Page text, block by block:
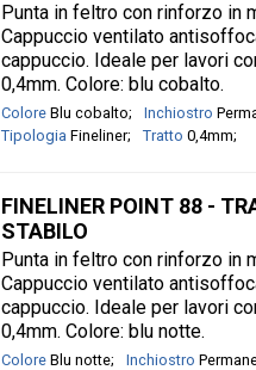
Punta in feltro con rinforzo in
Cappuccio ventilato
cappuccio. Ideale per lavori
0,4mm. Colore: blu cobalto.
Colore Blu cobalto Inchiostro
Tipologia Fineliner Tratto 0,4mm
FINELINER POINT 88 -
STABILO
Punta in feltro con rinforzo in
Cappuccio ventilato
cappuccio. Ideale per lavori
0,4mm. Colore: blu notte.
Colore Blu notte Inchiostro